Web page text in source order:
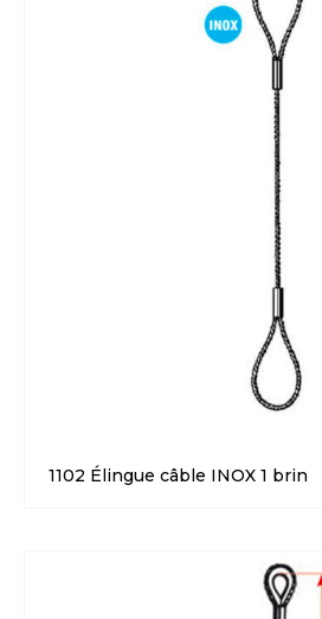
1102 Élingue câble INOX 1 brin